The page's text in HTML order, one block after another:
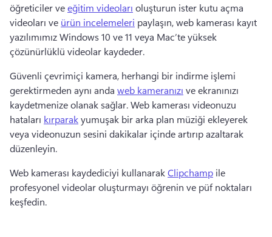
öğreticiler ve eğitim videoları oluşturun ister kutu açma
videoları ve ürün incelemeleri paylaşın, web kamerası kayıt
yazılımımız Windows 10 ve 11 veya Mac’te yüksek
çözünürlüklü videolar kaydeder.
Güvenli çevrimiçi kamera, herhangi bir indirme işlemi
gerektirmeden aynı anda web kameranızı ve ekranınızı
kaydetmenize olanak sağlar. Web kamerası videonuzu
hataları kırparak yumuşak bir arka plan müziği ekleyerek
veya videonuzun sesini dakikalar içinde artırıp azaltarak
düzenleyin.
Web kamerası kaydediciyi kullanarak Clipchamp ile
profesyonel videolar oluşturmayı öğrenin ve püf noktaları
keşfedin.